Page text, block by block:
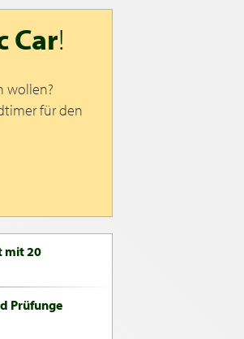
Car!
wollen?
für den
mit 20
Prüfunge